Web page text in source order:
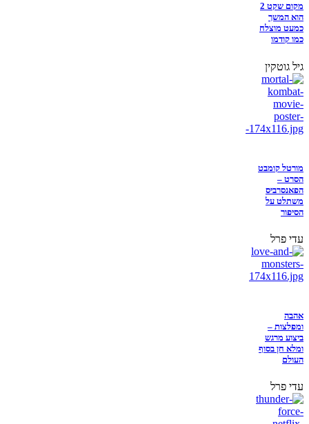
מקום שקט 2
הוא המשך
כמעט מוצלח
כמו קודמו
גיל גוטקין
מורטל קומבט
הסרט –
הפאנסרביס
משתלט על
הסיפור
עדי פרל
אהבה
ומפלצות –
ביצוע מרגש
ומלא חן בסוף
העולם
עדי פרל